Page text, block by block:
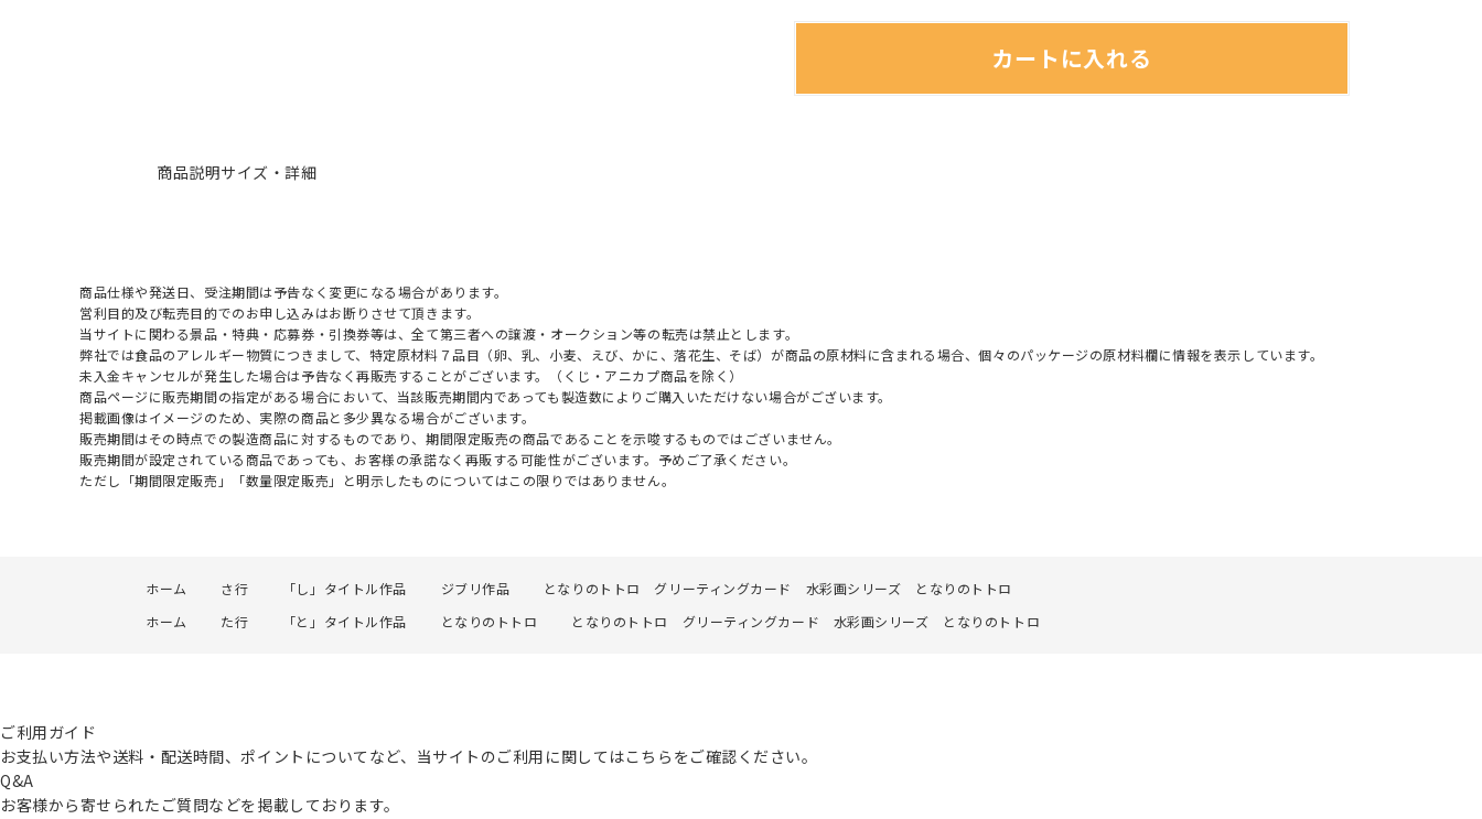
カートに入れる
商品説明サイズ・詳細
商品仕様や発送日、受注期間は予告なく変更になる場合があります。
営利目的及び転売目的でのお申し込みはお断りさせて頂きます。
当サイトに関わる景品・特典・応募券・引換券等は、全て第三者への譲渡・オークション等の転売は禁止とします。
弊社では食品のアレルギー物質につきまして、特定原材料７品目（卵、乳、小麦、えび、かに、落花生、そば）が商品の原材料に含まれる場合、個々のパッケージの原材料欄に情報を表示しています。
未入金キャンセルが発生した場合は予告なく再販売することがございます。（くじ・アニカプ商品を除く）
商品ページに販売期間の指定がある場合において、当該販売期間内であっても製造数によりご購入いただけない場合がございます。
掲載画像はイメージのため、実際の商品と多少異なる場合がございます。
販売期間はその時点での製造商品に対するものであり、期間限定販売の商品であることを示唆するものではございません。
販売期間が設定されている商品であっても、お客様の承諾なく再販する可能性がございます。予めご了承ください。
ただし「期間限定販売」「数量限定販売」と明示したものについてはこの限りではありません。
ホーム さ行 「し」タイトル作品 ジブリ作品
となりのトトロ グリーティングカード 水彩画シリーズ となりのトトロ
ホーム
た行 「と」タイトル作品 となりのトトロ となりのトトロ グリーティングカード 水彩画シリーズ となりのトトロ
ご利用ガイド
お支払い方法や送料・配送時間、ポイントについてなど、当サイトのご利用に関してはこちらをご確認ください。
Q&A
お客様から寄せられたご質問などを掲載しております。